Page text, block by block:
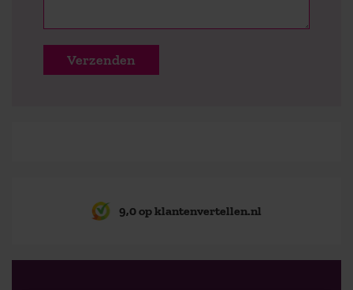
9,0 op klantenvertellen.nl